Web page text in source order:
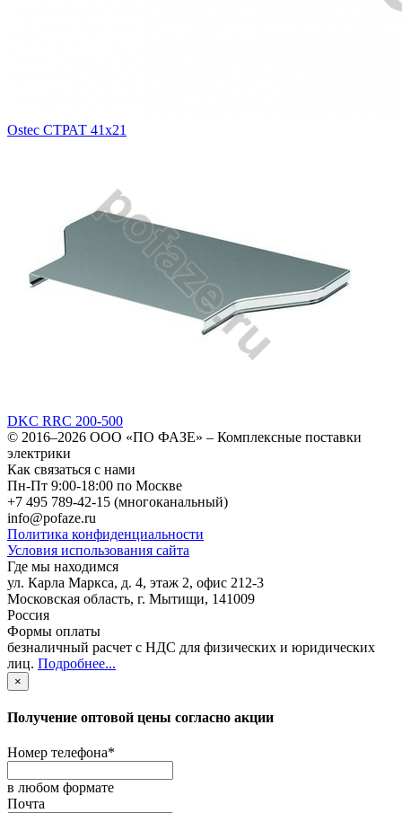
Ostec СТРАТ 41х21
DKC RRC 200-500
© 2016–2026 ООО «ПО ФАЗЕ» – Комплексные поставки
электрики
Как связаться с нами
Пн-Пт 9:00-18:00 по Москве
+7 495 789-42-15 (многоканальный)
info@pofaze.ru
Политика конфиденциальности
Условия использования сайта
Где мы находимся
ул. Карла Маркса, д. 4, этаж 2, офис 212-3
Московская область, г. Мытищи, 141009
Россия
Формы оплаты
безналичный расчет с НДС для физических и юридических
лиц. Подробнее...
×
Получение оптовой цены согласно акции
Номер телефона*
в любом формате
Почта